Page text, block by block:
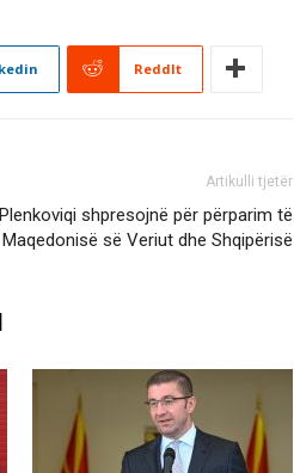
ReddIt
Artikulli tjetër
shpresojnë për përparim të
Maqedonisë së Veriut dhe Shqipërisë